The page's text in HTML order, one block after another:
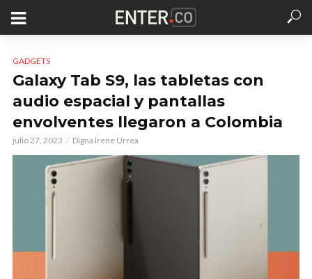
GADGETS
Galaxy Tab S9, las tabletas con
audio espacial y pantallas
envolventes llegaron a Colombia
julio 27, 2023 Digna Irene Urrea